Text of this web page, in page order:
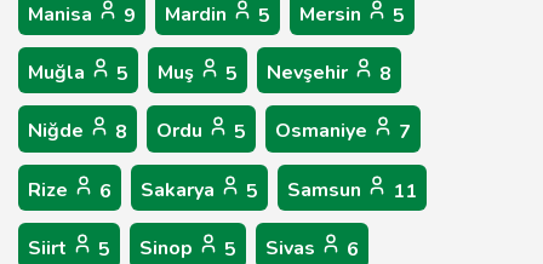
Manisa 9 Mardin 5 Mersin 5
Muğla 5 Muş 5 Nevşehir 8
Niğde 8 Ordu 5 Osmaniye 7
Rize 6 Sakarya 5 Samsun 11
Siirt 5 Sinop 5 Sivas 6